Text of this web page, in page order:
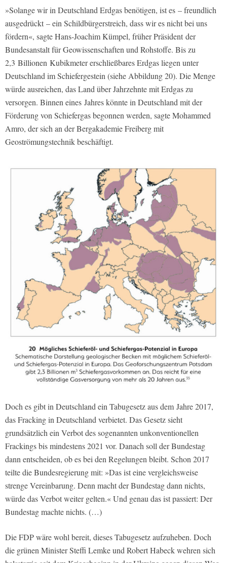
»Solange wir in Deutschland Erdgas benötigen, ist es – freundlich
ausgedrückt – ein Schildbürgerstreich, dass wir es nicht bei uns
fördern«, sagte Hans-Joachim Kümpel, früher Präsident der
Bundesanstalt für Geowissenschaften und Rohstoffe. Bis zu
2,3 Billionen Kubikmeter erschließbares Erdgas liegen unter
Deutschland im Schiefergestein (siehe Abbildung 20). Die Menge
würde ausreichen, das Land über Jahrzehnte mit Erdgas zu
versorgen. Binnen eines Jahres könnte in Deutschland mit der
Förderung von Schiefergas begonnen werden, sagte Mohammed
Amro, der sich an der Bergakademie Freiberg mit
Geoströmungstechnik beschäftigt.
Doch es gibt in Deutschland ein Tabugesetz aus dem Jahre 2017,
das Fracking in Deutschland verbietet. Das Gesetz sieht
grundsätzlich ein Verbot des sogenannten unkonventionellen
Frackings bis mindestens 2021 vor. Danach soll der Bundestag
dann entscheiden, ob es bei den Regelungen bleibt. Schon 2017
teilte die Bundesregierung mit: »Das ist eine vergleichsweise
strenge Vereinbarung. Denn macht der Bundestag dann nichts,
würde das Verbot weiter gelten.« Und genau das ist passiert: Der
Bundestag machte nichts. (…)
Die FDP wäre wohl bereit, dieses Tabugesetz aufzuheben. Doch
die grünen Minister Steffi Lemke und Robert Habeck wehren sich